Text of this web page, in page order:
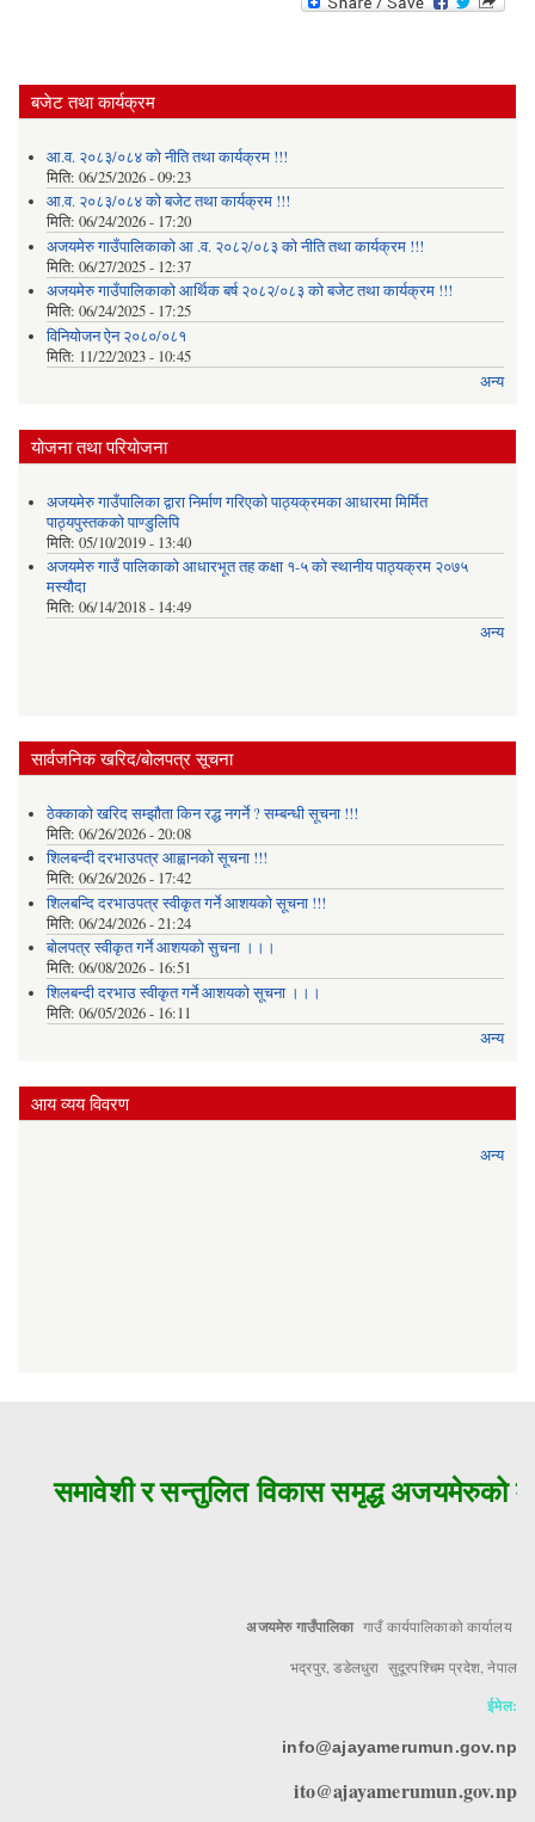
बजेट तथा कार्यक्रम
आ.व. २०८३/०८४ को नीति तथा कार्यक्रम !!!
मिति: 06/25/2026 - 09:23
आ.व. २०८३/०८४ को बजेट तथा कार्यक्रम !!!
मिति: 06/24/2026 - 17:20
अजयमेरु गाउँपालिकाको आ .व. २०८२/०८३ को नीति तथा कार्यक्रम !!!
मिति: 06/27/2025 - 12:37
अजयमेरु गाउँपालिकाको आर्थिक बर्ष २०८२/०८३ को बजेट तथा कार्यक्रम !!!
मिति: 06/24/2025 - 17:25
विनियोजन ऐन २०८०/०८१
मिति: 11/22/2023 - 10:45
अन्य
योजना तथा परियोजना
अजयमेरु गाउँपालिका द्वारा निर्माण गरिएको पाठ्यक्रमका आधारमा मिर्मित
पाठ्यपुस्तकको पाण्डुलिपि
मिति: 05/10/2019 - 13:40
अजयमेरु गाउँ पालिकाको आधारभूत तह कक्षा १-५ को स्थानीय पाठ्यक्रम २०७५
मस्यौदा
मिति: 06/14/2018 - 14:49
अन्य
सार्वजनिक खरिद/बोलपत्र सूचना
ठेक्काको खरिद सम्झौता किन रद्ध नगर्ने ? सम्बन्धी सूचना !!!
मिति: 06/26/2026 - 20:08
शिलबन्दी दरभाउपत्र आह्वानको सूचना !!!
मिति: 06/26/2026 - 17:42
शिलबन्दि दरभाउपत्र स्वीकृत गर्ने आशयकाे सूचना !!!
मिति: 06/24/2026 - 21:24
बोलपत्र स्वीकृत गर्ने आशयको सुचना ।।।
मिति: 06/08/2026 - 16:51
शिलबन्दी दरभाउ स्वीकृत गर्ने आशयको सूचना ।।।
मिति: 06/05/2026 - 16:11
अन्य
आय व्यय विवरण
अन्य
समावेशी र सन्तुलित विकास समृद्ध अजयमेरुको
अजयमेरु गाउँपालिका गाउँ कार्यपालिकाको कार्यालय
भद्रपुर, डडेलधुरा सुदूरपश्चिम प्रदेश, नेपाल
ईमेल:
info@ajayamerumun.gov.np
ito@ajayamerumun.gov.np